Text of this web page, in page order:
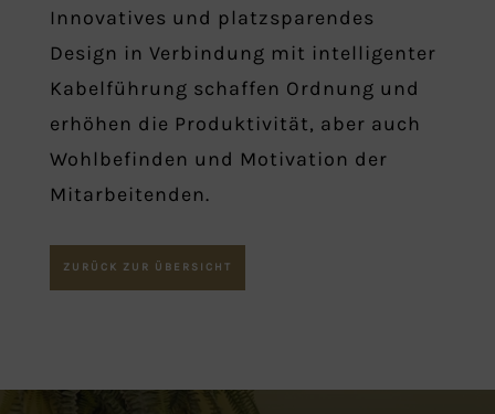
Innovatives und platzsparendes
Design in Verbindung mit intelligenter
Kabelführung schaffen Ordnung und
erhöhen die Produktivität, aber auch
Wohlbefinden und Motivation der
Mitarbeitenden.
ZURÜCK ZUR ÜBERSICHT